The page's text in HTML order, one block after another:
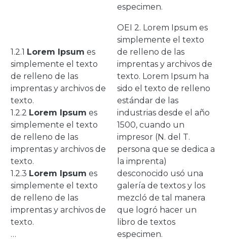
especimen.
1.2.1 Lorem Ipsum es
simplemente el texto
de relleno de las
imprentas y archivos de
texto.
1.2.2 Lorem Ipsum es
simplemente el texto
de relleno de las
imprentas y archivos de
texto.
1.2.3 Lorem Ipsum es
simplemente el texto
de relleno de las
imprentas y archivos de
texto.
…
OEI 2. Lorem Ipsum es
simplemente el texto
de relleno de las
imprentas y archivos de
texto. Lorem Ipsum ha
sido el texto de relleno
estándar de las
industrias desde el año
1500, cuando un
impresor (N. del T.
persona que se dedica a
la imprenta)
desconocido usó una
galería de textos y los
mezcló de tal manera
que logró hacer un
libro de textos
especimen.